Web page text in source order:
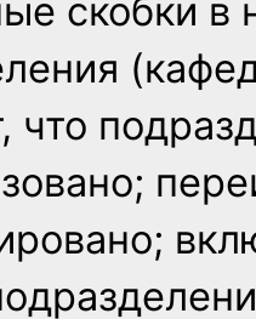
скобки в
что